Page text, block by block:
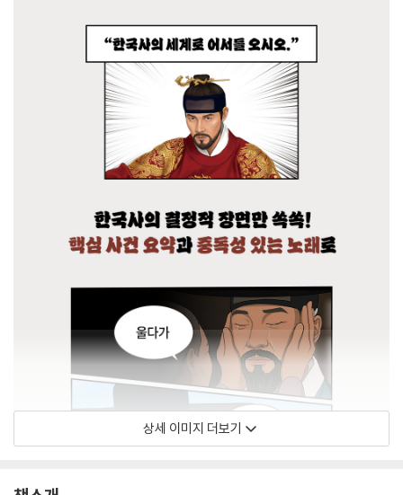
상세 이미지 더보기